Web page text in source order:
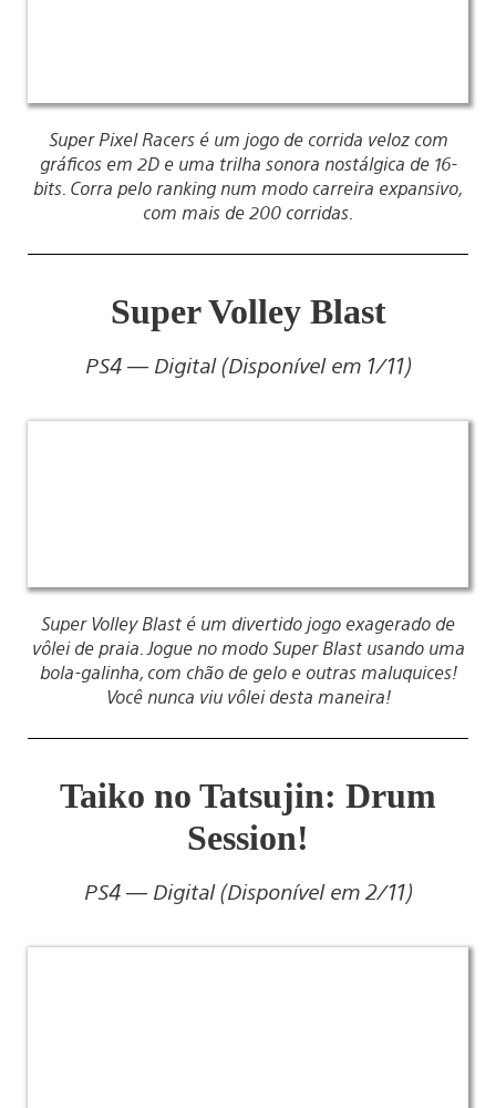
Super Pixel Racers é um jogo de corrida veloz com
gráficos em 2D e uma trilha sonora nostálgica de 16-
bits. Corra pelo ranking num modo carreira expansivo,
com mais de 200 corridas.
Super Volley Blast
PS4 — Digital (Disponível em 1/11)
Super Volley Blast é um divertido jogo exagerado de
vôlei de praia. Jogue no modo Super Blast usando uma
bola-galinha, com chão de gelo e outras maluquices!
Você nunca viu vôlei desta maneira!
Taiko no Tatsujin: Drum
Session!
PS4 — Digital (Disponível em 2/11)